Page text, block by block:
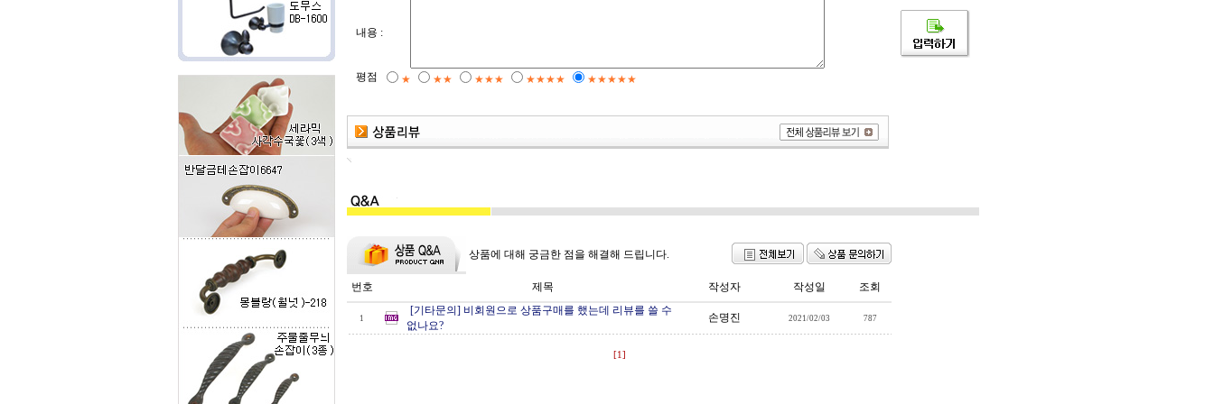
내용 :
평점 ★ ★★ ★★★ ★★★★ ★★★★★
상품에 대해 궁금한 점을 해결해 드립니다.
번호 제목 작성자 작성일 조회
1
[기타문의] 비회원으로 상품구매를 했는데 리뷰를 쓸 수
없나요?
손명진 2021/02/03 787
[1]